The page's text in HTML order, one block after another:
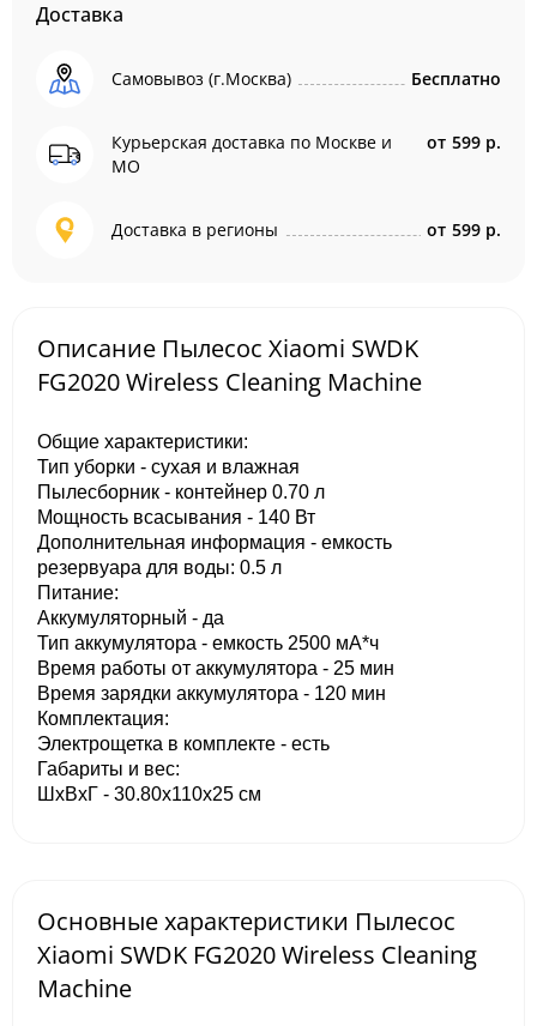
Доставка
Самовывоз (г.Москва) Бесплатно
Курьерская доставка по Москве и
МО
от 599 р.
Доставка в регионы от 599 р.
Описание Пылесос Xiaomi SWDK
FG2020 Wireless Cleaning Machine
Общие характеристики:
Тип уборки - сухая и влажная
Пылесборник - контейнер 0.70 л
Мощность всасывания - 140 Вт
Дополнительная информация - емкость
резервуара для воды: 0.5 л
Питание:
Аккумуляторный - да
Тип аккумулятора - емкость 2500 мА*ч
Время работы от аккумулятора - 25 мин
Время зарядки аккумулятора - 120 мин
Комплектация:
Электрощетка в комплекте - есть
Габариты и вес:
ШхВхГ - 30.80x110x25 см
Основные характеристики Пылесос
Xiaomi SWDK FG2020 Wireless Cleaning
Machine